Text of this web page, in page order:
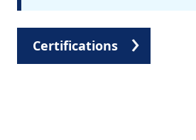
Certifications